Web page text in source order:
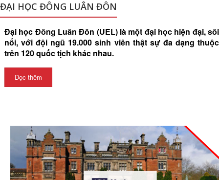
ĐẠI HỌC ĐÔNG LUÂN ĐÔN
Đại học Đông Luân Đôn (UEL) là một đại học hiện đại, sôi
nổi, với đội ngũ 19.000 sinh viên thật sự đa dạng thuộc
trên 120 quốc tịch khác nhau.
Đọc thêm